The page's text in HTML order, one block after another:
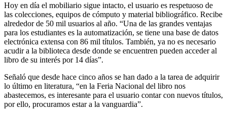
Hoy en día el mobiliario sigue intacto, el usuario es respetuoso de
las colecciones, equipos de cómputo y material bibliográfico. Recibe
alrededor de 50 mil usuarios al año. “Una de las grandes ventajas
para los estudiantes es la automatización, se tiene una base de datos
electrónica extensa con 86 mil títulos. También, ya no es necesario
acudir a la biblioteca desde donde se encuentren pueden acceder al
libro de su interés por 14 días”.
Señaló que desde hace cinco años se han dado a la tarea de adquirir
lo último en literatura, “en la Feria Nacional del libro nos
abastecemos, es interesante para el usuario contar con nuevos títulos,
por ello, procuramos estar a la vanguardia”.